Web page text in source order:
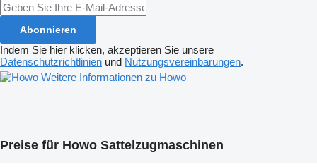
Abonnieren
Indem Sie hier klicken, akzeptieren Sie unsere
Datenschutzrichtlinien und Nutzungsvereinbarungen.
Weitere Informationen zu Howo
Preise für Howo Sattelzugmaschinen